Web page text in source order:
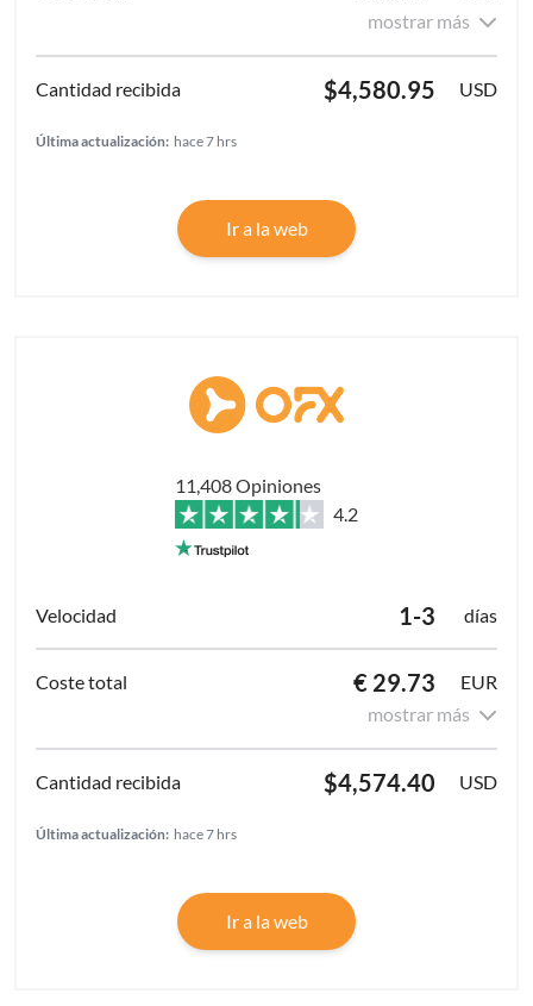
mostrar más
$4,580.95 USD
Última actualización: hace 7 hrs
Ir a la web
11,408 Opiniones
4.2
1-3 días
€ 29.73
EUR
mostrar más
$4,574.40 USD
Última actualización: hace 7 hrs
Ir a la web